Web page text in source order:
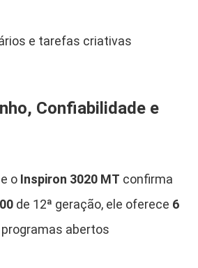
e tarefas criativas
Confiabilidade e
o Inspiron 3020 MT confirma
de 12ª geração, ele oferece 6
abertos